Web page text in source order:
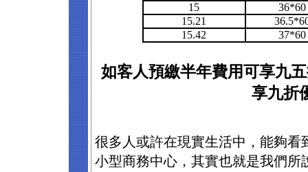
15
36*60
15.21
15.42
37*60
如客人預繳半年費用可享九
享九折
很多人或許在現實生活中，能夠看
小型商務中心，其實也就是我們所